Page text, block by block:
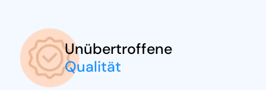
Unübertroffene
Qualität